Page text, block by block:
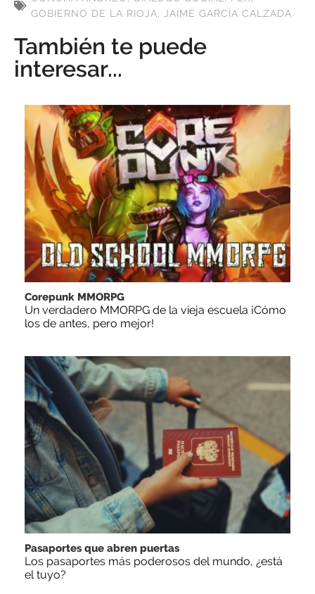
GOBIERNO DE LA RIOJA, JAIME GARCÍA CALZADA
También te puede
interesar...
Corepunk MMORPG
Un verdadero MMORPG de la vieja escuela ¡Cómo
los de antes, pero mejor!
Pasaportes que abren puertas
Los pasaportes más poderosos del mundo, ¿está
el tuyo?